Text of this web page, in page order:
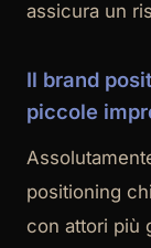
assicura un
Il brand
piccole
positioning
con attori più